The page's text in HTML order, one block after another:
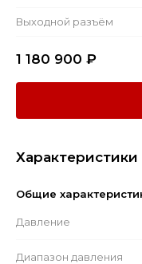
Выходной разъём
1 180 900 ₽
Характеристики
Общие
Давление
Диапазон давления